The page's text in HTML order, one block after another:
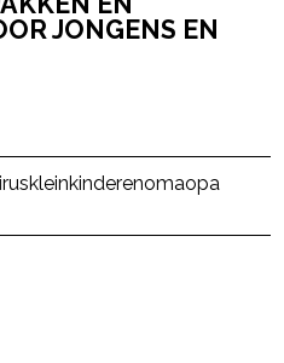
JONGENS EN
kleinkinderenomaopa